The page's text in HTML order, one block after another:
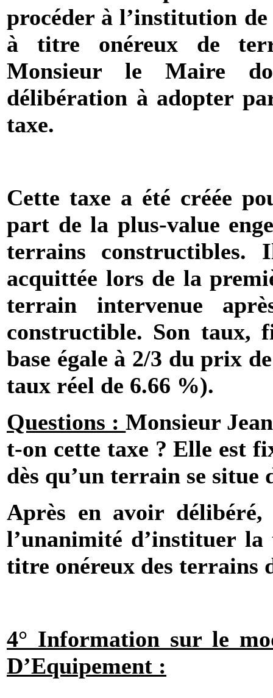
procéder à l’institution
à titre onéreux de
Monsieur le Maire
délibération à adopter
taxe.
Cette taxe a été créée
part de la plus-value
terrains
acquittée lors de la
terrain intervenue
constructible. Son taux,
base égale à 2/3 du prix
taux réel de 6.66 %).
Questions :Monsieur
t-on cette taxe ? Elle est
dès qu’un terrain se situe
Après en avoir
l’unanimité d’instituer
titre onéreux des terrains
4° Information sur le
D’Equipement :